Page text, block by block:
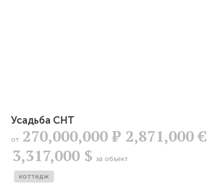
Усадьба СНТ
от 270,000,000Р 2,871,000 €
3,317,000 $ за объект
коттедж